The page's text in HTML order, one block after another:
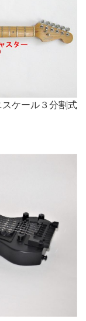
ケール３分割式